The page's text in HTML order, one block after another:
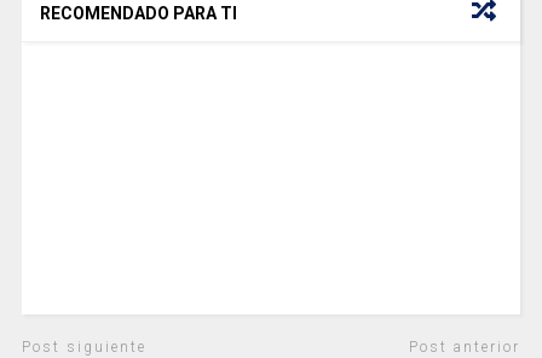
RECOMENDADO PARA TI
Post siguiente Post anterior